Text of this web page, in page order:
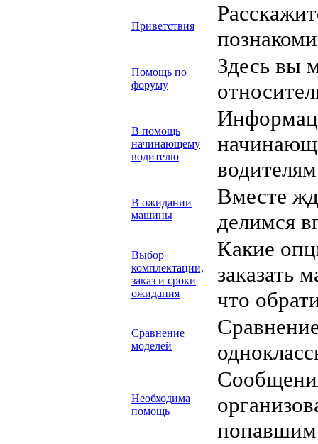
Приветствия
Помощь по
форуму
Здесь вы
В помощь
начинающему
водителю
В ожидании
машины
Вместе
делимся
Выбор
комплектации,
заказ и сроки
ожидания
Какие
заказать
что
Сравнение
моделей
Необходима
помощь
попавшим